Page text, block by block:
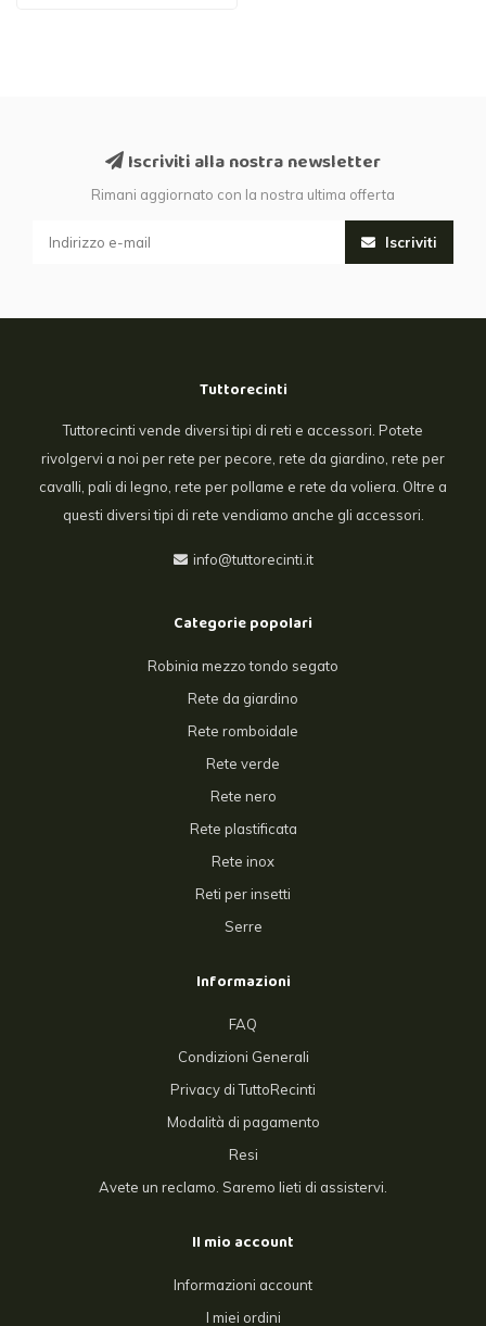
Iscriviti alla nostra newsletter
Rimani aggiornato con la nostra ultima offerta
Iscriviti
Tuttorecinti
Tuttorecinti vende diversi tipi di reti e accessori. Potete
rivolgervi a noi per rete per pecore, rete da giardino, rete per
cavalli, pali di legno, rete per pollame e rete da voliera. Oltre a
questi diversi tipi di rete vendiamo anche gli accessori.
info@tuttorecinti.it
Categorie popolari
Robinia mezzo tondo segato
Rete da giardino
Rete romboidale
Rete verde
Rete nero
Rete plastificata
Rete inox
Reti per insetti
Serre
Informazioni
FAQ
Condizioni Generali
Privacy di TuttoRecinti
Modalità di pagamento
Resi
Avete un reclamo. Saremo lieti di assistervi.
Il mio account
Informazioni account
I miei ordini